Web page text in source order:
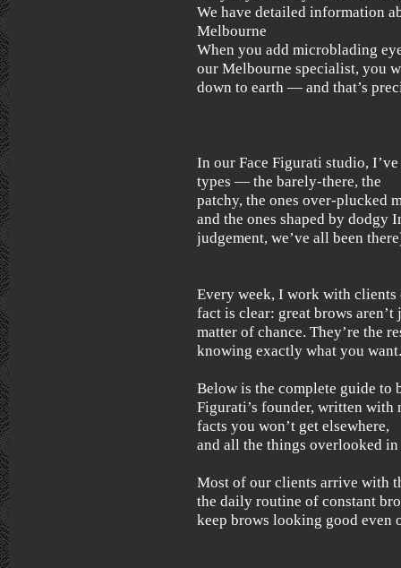
We have detailed information
Melbourne
When you add microblading
our Melbourne specialist, you
down to earth — and that’s
In our Face Figurati studio,
types — the barely-there, the
patchy, the ones over-plucked
and the ones shaped by dodgy
judgement, we’ve all been
Every week, I work with clients
fact is clear: great brows aren’t
matter of chance. They’re the
knowing exactly what you want.
Below is the complete guide to
Figurati’s founder, written with
facts you won’t get elsewhere,
and all the things overlooked in
Most of our clients arrive with
the daily routine of constant
keep brows looking good even